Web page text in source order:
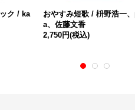
ク / ka
おやすみ短歌 / 枡野浩一
a、佐藤文香
2,750円(税込)